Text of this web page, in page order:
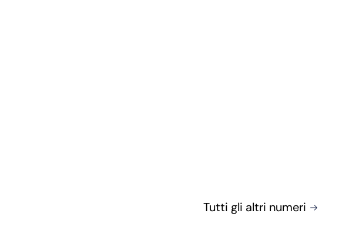
Tutti gli altri numeri